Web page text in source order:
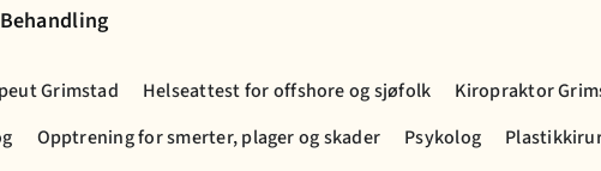
Behandling
Grimstad Helseattest for offshore og sjøfolk Kiropraktor
Opptrening for smerter, plager og skader Psykolog